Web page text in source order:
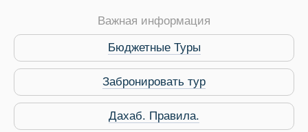
Важная информация
Бюджетные Туры
Забронировать тур
Дахаб. Правила.